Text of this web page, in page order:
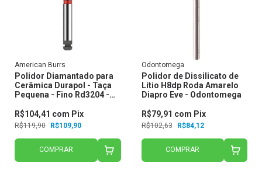
American Burrs
Polidor Diamantado para
Cerâmica Durapol - Taça
Pequena - Fino Rd3204 -
R$119,90 R$109,90
R$104,41 com Pix
COMPRAR
Odontomega
Polidor de Dissilicato de
Lítio H8dp Roda Amarelo
Diapro Eve - Odontomega
R$102,63 R$84,12
R$79,91 com Pix
COMPRAR